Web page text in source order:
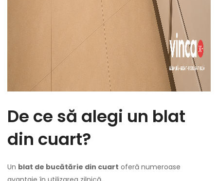
De ce să alegi un blat
din cuart?
Un blat de bucătărie din cuart oferă numeroase